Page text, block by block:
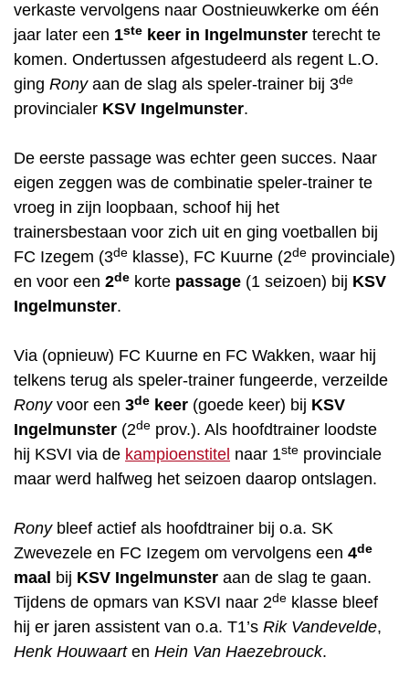
verkaste vervolgens naar Oostnieuwkerke om één
jaar later een 1ste keer in Ingelmunster terecht te
komen. Ondertussen afgestudeerd als regent L.O.
ging Ronyaan de slag als speler-trainer bij 3de
provincialer KSV Ingelmunster.
De eerste passage was echter geen succes. Naar
eigen zeggen was de combinatie speler-trainer te
vroeg in zijn loopbaan, schoof hij het
trainersbestaan voor zich uit en ging voetballen bij
FC Izegem (3de klasse), FC Kuurne (2de provinciale)
en voor een 2de korte passage (1 seizoen) bij KSV
Ingelmunster.
Via (opnieuw) FC Kuurne en FC Wakken, waar hij
telkens terug als speler-trainer fungeerde, verzeilde
Ronyvoor een 3de keer (goede keer) bij KSV
Ingelmunster (2de prov.). Als hoofdtrainer loodste
hij KSVI via de kampioenstitel naar 1ste provinciale
maar werd halfweg het seizoen daarop ontslagen.
Ronybleef actief als hoofdtrainer bij o.a. SK
Zwevezele en FC Izegem om vervolgens een 4de
maal bij KSV Ingelmunster aan de slag te gaan.
Tijdens de opmars van KSVI naar 2de klasse bleef
hij er jaren assistent van o.a. T1’s Rik Vandevelde,
Henk Houwaarten Hein Van Haezebrouck.